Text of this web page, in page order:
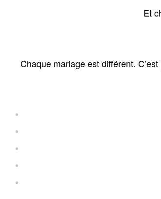
Et
Chaque mariage est différent.